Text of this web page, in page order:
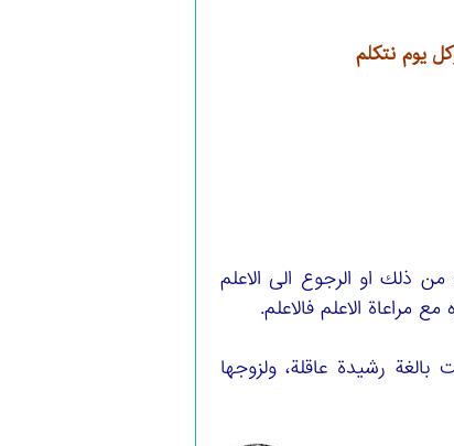
يوم نتكلم
ذلك او الرجوع الى الاعلم
مراعاة الاعلم فالاعلم.
بالغة رشيدة عاقلة، ولزوجها